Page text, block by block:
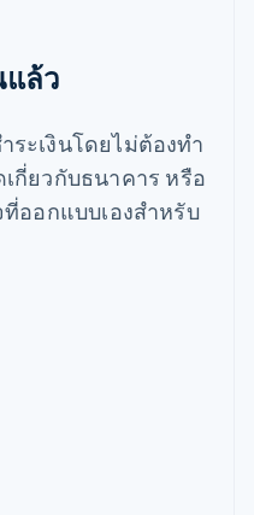
แล้ว
ระเงินโดยไม่ต้องทำ
กี่ยวกับธนาคาร หรือ
ออกแบบเองสำหรับ